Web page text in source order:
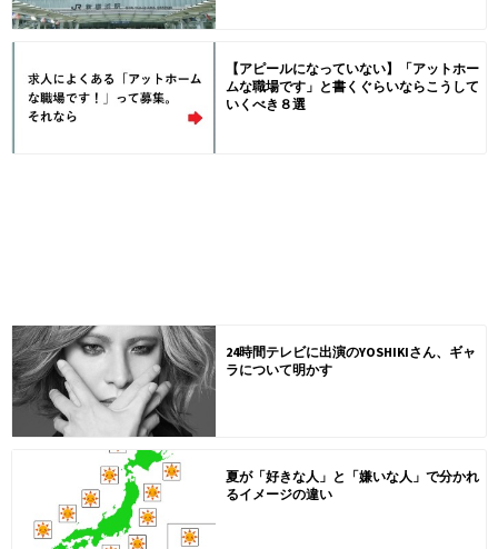
【アピールになっていない】「アットホー
ムな職場です」と書くぐらいならこうして
いくべき８選
24時間テレビに出演のYOSHIKIさん、ギャ
ラについて明かす
夏が「好きな人」と「嫌いな人」で分かれ
るイメージの違い